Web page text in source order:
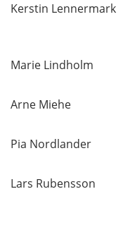
Kerstin Lennermark
Marie Lindholm
Arne Miehe
Pia Nordlander
Lars Rubensson